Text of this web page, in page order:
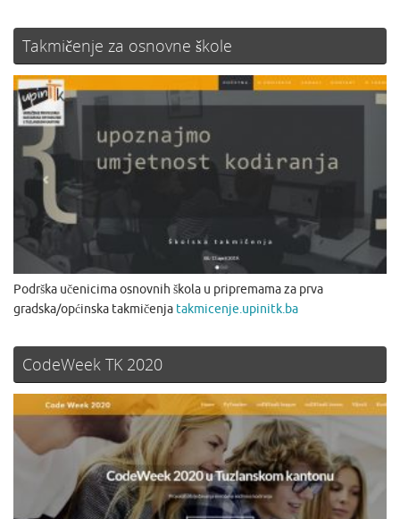
Takmičenje za osnovne škole
Podrška učenicima osnovnih škola u pripremama za prva
gradska/općinska takmičenja takmicenje.upinitk.ba
CodeWeek TK 2020